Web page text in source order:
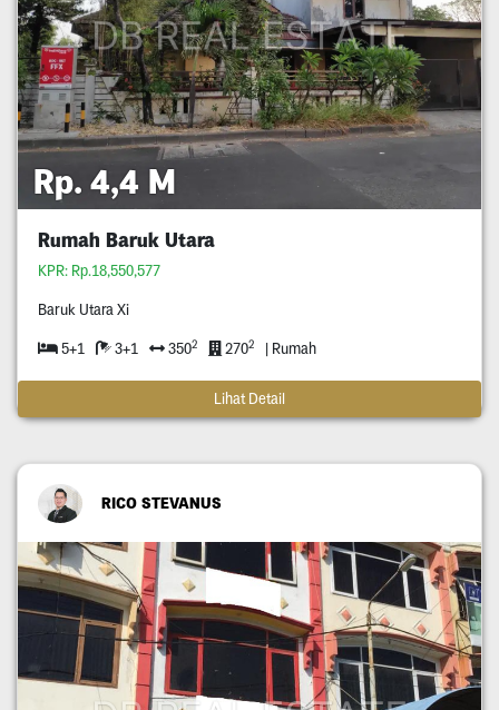
Rp. 4,4 M
Rumah Baruk Utara
KPR: Rp.18,550,577
Baruk Utara Xi
5+1 3+1 3502 2702 | Rumah
Lihat Detail
RICO STEVANUS